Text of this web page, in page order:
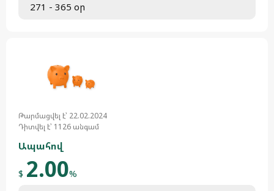
271 - 365 օր
Թարմացվել է՝ 22.02.2024
Դիտվել է՝ 1126 անգամ
Ապահով
$ 2.00%